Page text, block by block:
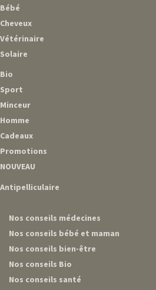
Bébé
Cheveux
Vétérinaire
Solaire
Bio
Sport
Minceur
Homme
Cadeaux
Promotions
NOUVEAU
Antipelliculaire
Nos conseils médecines
Nos conseils bébé et maman
Nos conseils bien-être
Nos conseils Bio
Nos conseils santé